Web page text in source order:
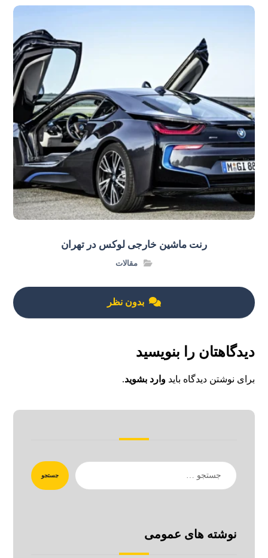
رنت ماشین خارجی لوکس در تهران
مقالات
بدون نظر
دیدگاهتان را بنویسید
برای نوشتن دیدگاه بایدوارد بشوید.
جستجو
نوشته های عمومی